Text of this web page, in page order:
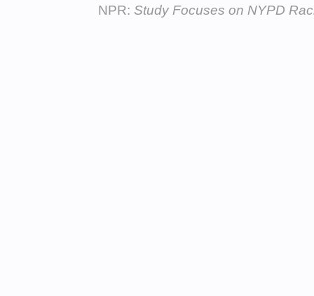
NPR: Study Focuses on NYPD